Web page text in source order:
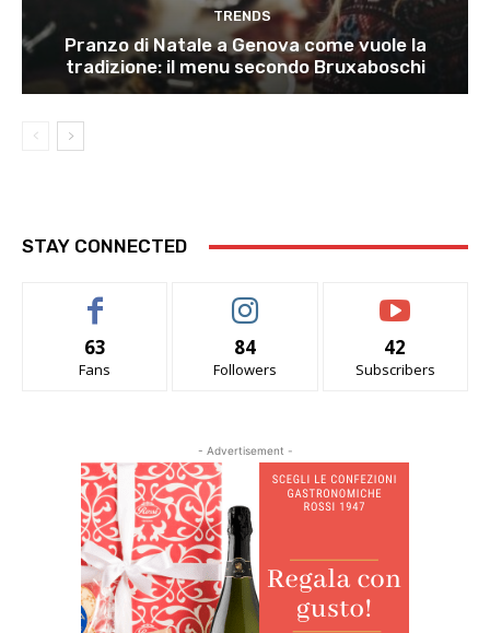
TRENDS
Pranzo di Natale a Genova come vuole la
tradizione: il menu secondo Bruxaboschi
STAY CONNECTED
63
Fans
84
Followers
42
Subscribers
- Advertisement -